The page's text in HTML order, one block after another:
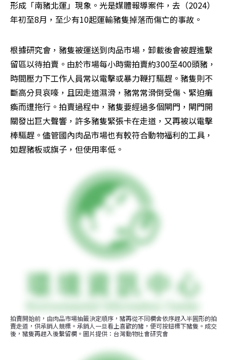
形成「南豬北運」現象。光是媒體報導案件，去（2024）
年初至8月，至少有10起運輸豬隻掉落而傷亡的事故。
根據研究會，豬隻被運送到肉品市場，卸載後會被趕進繫
留區以待拍賣。由於市場每小時需拍賣約300至400頭豬，
時間壓力下工作人員常以電擊或暴力鞭打驅趕。豬隻則不
斷高分貝哀嚎，且因走道濕滑，豬常常滑倒受傷、緊迫癱
瘓而遭拖行。拍賣過程中，豬隻要經過多個閘門，閘門開
關發出巨大聲響，許多豬隻緊張卡在走道，又再被以電擊
棒驅趕。儘管國內肉品市場也有較符合動物福利的工具，
如趕豬板或旗子，但使用率低。
拍賣開始前，由肉品市場抽籤決定順序，豬再從不同欄舍依序趕入半圓形的拍
賣走道，供承銷人競標。承銷人一旦看上喜歡的豬，便可按鈕標下豬隻。成交
後，豬隻再趕入後繫留欄。圖片提供：台灣動物社會研究會